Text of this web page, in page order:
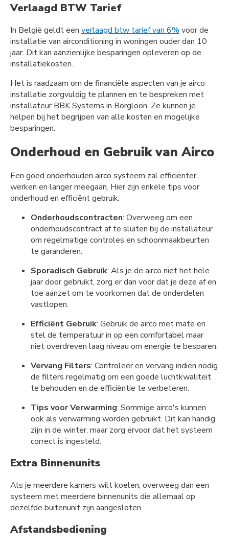
Verlaagd BTW Tarief
In België geldt een verlaagd btw tarief van 6% voor de
installatie van airconditioning in woningen ouder dan 10
jaar. Dit kan aanzienlijke besparingen opleveren op de
installatiekosten.
Het is raadzaam om de financiële aspecten van je airco
installatie zorgvuldig te plannen en te bespreken met
installateur BBK Systems in Borgloon. Ze kunnen je
helpen bij het begrijpen van alle kosten en mogelijke
besparingen.
Onderhoud en Gebruik van Airco
Een goed onderhouden airco systeem zal efficiënter
werken en langer meegaan. Hier zijn enkele tips voor
onderhoud en efficiënt gebruik:
Onderhoudscontracten: Overweeg om een
onderhoudscontract af te sluiten bij de installateur
om regelmatige controles en schoonmaakbeurten
te garanderen.
Sporadisch Gebruik: Als je de airco niet het hele
jaar door gebruikt, zorg er dan voor dat je deze af en
toe aanzet om te voorkomen dat de onderdelen
vastlopen.
Efficiënt Gebruik: Gebruik de airco met mate en
stel de temperatuur in op een comfortabel maar
niet overdreven laag niveau om energie te besparen.
Vervang Filters: Controleer en vervang indien nodig
de filters regelmatig om een goede luchtkwaliteit
te behouden en de efficiëntie te verbeteren.
Tips voor Verwarming: Sommige airco's kunnen
ook als verwarming worden gebruikt. Dit kan handig
zijn in de winter, maar zorg ervoor dat het systeem
correct is ingesteld.
Extra Binnenunits
Als je meerdere kamers wilt koelen, overweeg dan een
systeem met meerdere binnenunits die allemaal op
dezelfde buitenunit zijn aangesloten.
Afstandsbediening